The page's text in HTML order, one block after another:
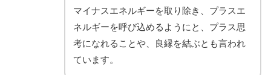
マイナスエネルギーを取り除き、プラスエ
ネルギーを呼び込めるようにと、プラス思
考になれることや、良縁を結ぶとも言われ
ています。